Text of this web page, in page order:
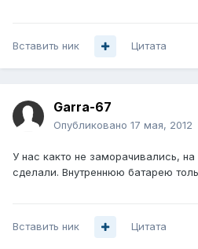
Вставить ник Цитата
Garra-67
Опубликовано 17 мая, 2012
У нас както не заморачивались,
сделали. Внутреннюю батарею
Вставить ник Цитата